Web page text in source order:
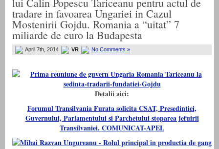
tradare in favoarea Ungariei in Cazul
Mostenirii Gojdu. Romania a “uitat” 7
miliarde de euro la Budapesta
April 7th, 2014 VR No Comments »
Detalii aici:
Forumul Transilvania Furata solicita CSAT, Presedintiei,
Guvernului, Parlamentului si Parchetului stoparea jefuirii
Transilvaniei. COMUNICAT-APEL